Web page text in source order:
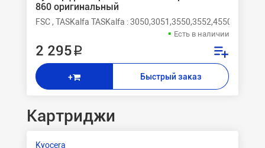
860 оригинальный
FSC , TASKalfa TASKalfa :
Есть в наличии
2 295 ₽
+ Быстрый заказ
Картриджи
Kyocera